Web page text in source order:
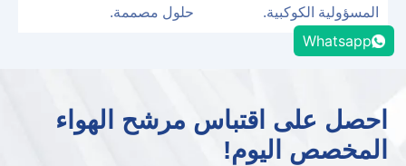
المسؤولية الكوكبية.
حلول مصممة.
احصل على اقتباس مرشح الهواء
المخصص اليوم!
Whatsapp